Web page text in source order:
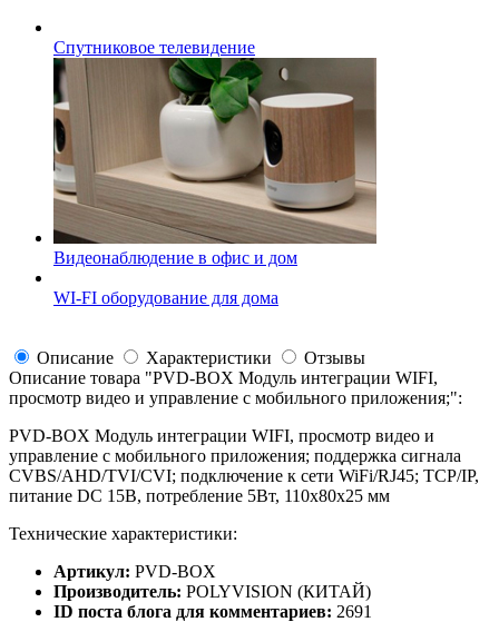
Спутниковое телевидение
Видеонаблюдение в офис и дом
WI-FI оборудование для дома
Описание Характеристики
Отзывы
Описание товара "PVD-BOX Модуль интеграции WIFI,
просмотр видео и управление с мобильного приложения;":
PVD-BOX Модуль интеграции WIFI, просмотр видео и
управление с мобильного приложения; поддержка сигнала
CVBS/AHD/TVI/CVI; подключение к сети WiFi/RJ45; TCP/IP,
питание DC 15В, потребление 5Вт, 110x80x25 мм
Технические характеристики:
Артикул: PVD-BOX
Производитель: POLYVISION (КИТАЙ)
ID поста блога для комментариев: 2691